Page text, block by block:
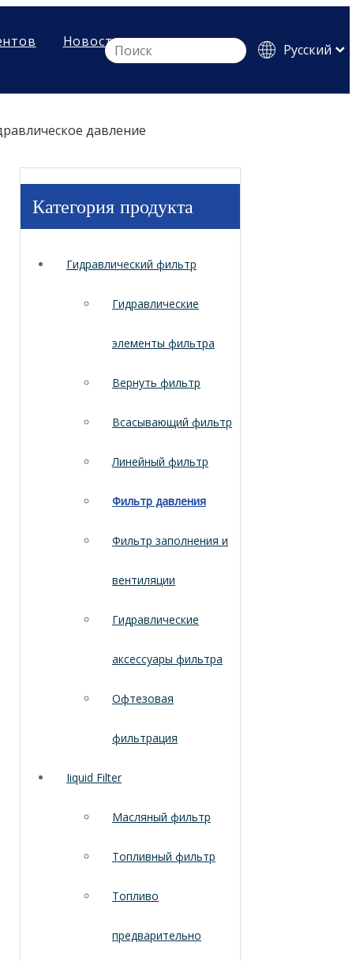
Новости
Pусский
давление
Категория продукта
Гидравлический фильтр
Гидравлические
элементы фильтра
Вернуть фильтр
Всасывающий фильтр
Линейный фильтр
Фильтр давления
Фильтр заполнения и
вентиляции
Гидравлические
аксессуары фильтра
Офтезовая
фильтрация
Iiquid Filter
Масляный фильтр
Топливный фильтр
Топливо
предварительно